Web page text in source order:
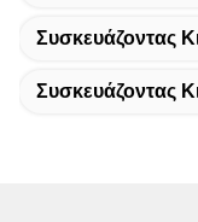
Συσκευάζοντας
Συσκευάζοντας